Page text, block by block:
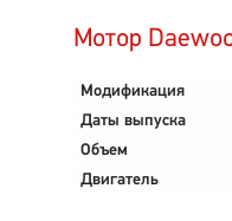
Мотор
Модификация
Даты выпуска
Объем
Двигатель